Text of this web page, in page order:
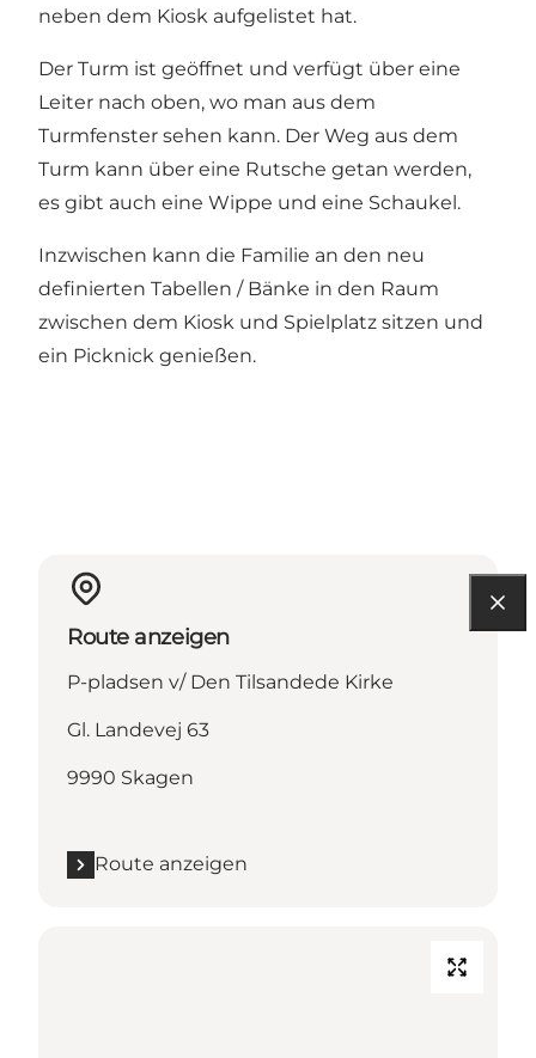
neben dem Kiosk aufgelistet hat.
Der Turm ist geöffnet und verfügt über eine
Leiter nach oben, wo man aus dem
Turmfenster sehen kann. Der Weg aus dem
Turm kann über eine Rutsche getan werden,
es gibt auch eine Wippe und eine Schaukel.
Inzwischen kann die Familie an den neu
definierten Tabellen / Bänke in den Raum
zwischen dem Kiosk und Spielplatz sitzen und
ein Picknick genießen.
Route anzeigen
P-pladsen v/ Den Tilsandede Kirke
Gl. Landevej 63
9990 Skagen
Route anzeigen